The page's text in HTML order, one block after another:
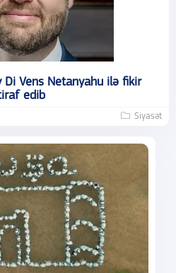
Vens Netanyahu ilə fikir
edib
Siyasət